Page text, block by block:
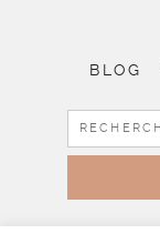
BLOG